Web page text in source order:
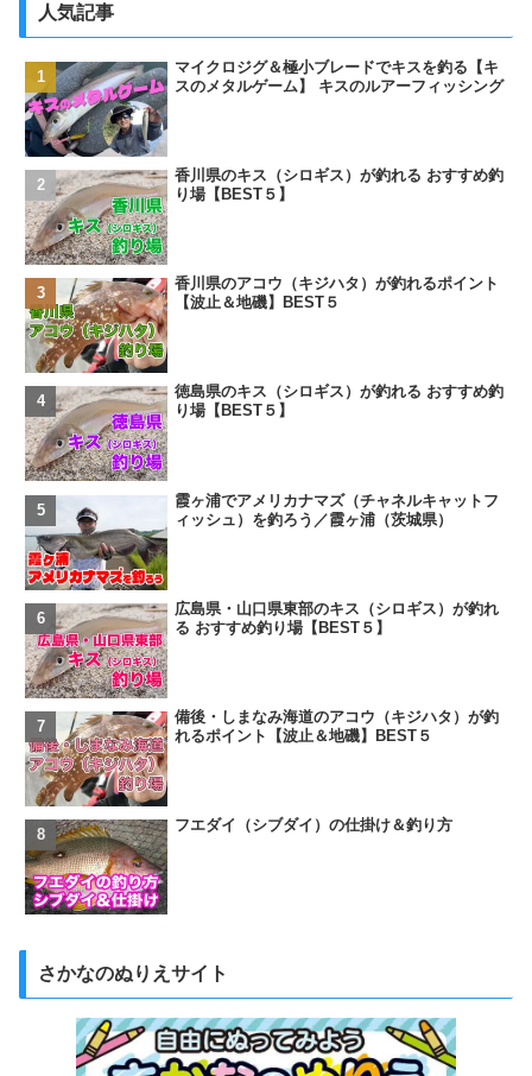
人気記事
マイクロジグ＆極小ブレードでキスを釣る【キ
スのメタルゲーム】 キスのルアーフィッシング
香川県のキス（シロギス）が釣れる おすすめ釣
り場【BEST５】
香川県のアコウ（キジハタ）が釣れるポイント
【波止＆地磯】BEST５
徳島県のキス（シロギス）が釣れる おすすめ釣
り場【BEST５】
霞ヶ浦でアメリカナマズ（チャネルキャットフ
ィッシュ）を釣ろう／霞ヶ浦（茨城県）
広島県・山口県東部のキス（シロギス）が釣れ
る おすすめ釣り場【BEST５】
備後・しまなみ海道のアコウ（キジハタ）が釣
れるポイント【波止＆地磯】BEST５
フエダイ（シブダイ）の仕掛け＆釣り方
さかなのぬりえサイト